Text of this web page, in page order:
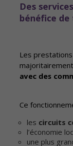
Des
bénéfice
Les
avec des
Ce
les circuits
l’économie
une plus